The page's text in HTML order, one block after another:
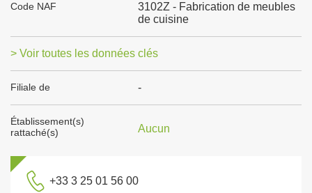
Code NAF
3102Z - Fabrication de meubles
de cuisine
> Voir toutes les données clés
Filiale de -
Établissement(s)
rattaché(s)
Aucun
+33 3 25 01 56 00